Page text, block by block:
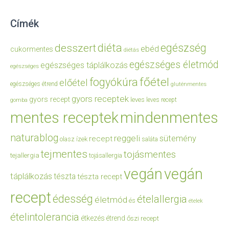
Címék
cukormentes desszertdiéta diétás ebéd egészség
egészséges egészséges táplálkozás egészséges életmód
egészséges étrend előétel fogyókúrafőétel gluténmentes
gomba gyors recept gyors receptek leves leves recept
mentes receptekmindenmentes
naturablog olasz ízek recept reggeli saláta sütemény
tejallergia tejmentes tojásallergia tojásmentes
táplálkozás tészta tészta receptvegánvegán
receptédesség életmód és ételallergia ételek
ételintolerancia étkezés étrend őszi recept